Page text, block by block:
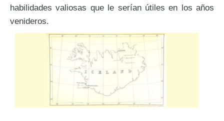
habilidades valiosas que le serían útiles en los años
venideros.